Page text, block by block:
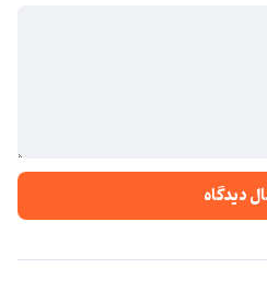
دیدگاه